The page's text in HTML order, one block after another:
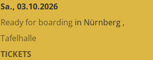
Sa., 03.10.2026
Ready for boarding in Nürnberg ,
Tafelhalle
TICKETS